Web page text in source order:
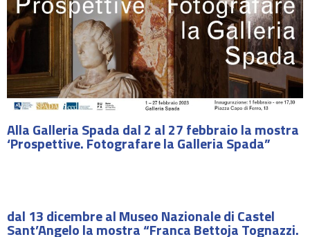
Alla Galleria Spada dal 2 al 27 febbraio la mostra
‘Prospettive. Fotografare la Galleria Spada”
dal 13 dicembre al Museo Nazionale di Castel
Sant’Angelo la mostra “Franca Bettoja Tognazzi.